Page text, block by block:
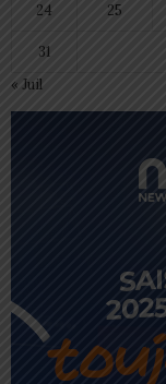
24 25
31
« Juil